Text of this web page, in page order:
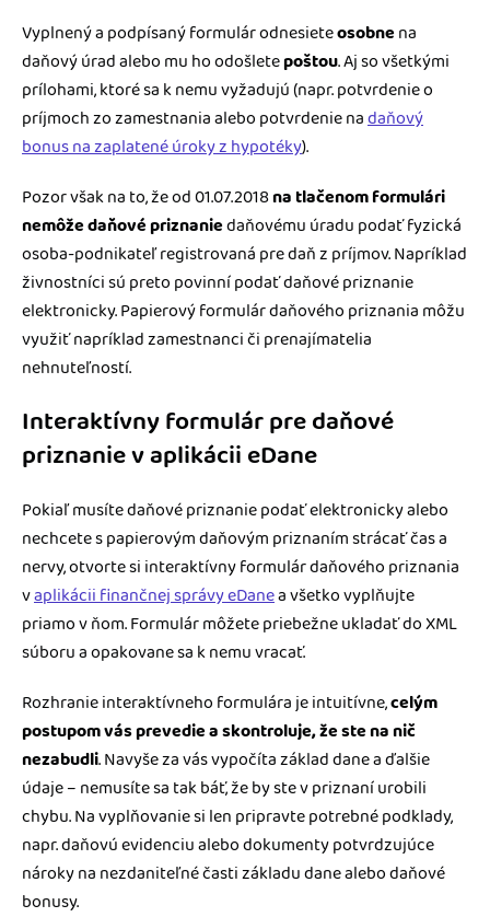
Vyplnený a podpísaný formulár odnesieteosobnena
daňový úrad alebo mu ho odošletepoštou. Aj so všetkými
prílohami, ktoré sa k nemu vyžadujú (napr. potvrdenie o
príjmoch zo zamestnania alebo potvrdenie nadaňový
bonus na zaplatené úroky z hypotéky).
Pozor však na to, že od 01.07.2018na tlačenom formulári
nemôže daňové priznaniedaňovému úradu podať fyzická
osoba-podnikateľ registrovaná pre daň z príjmov. Napríklad
živnostníci sú preto povinní podať daňové priznanie
elektronicky. Papierový formulár daňového priznania môžu
využiť napríklad zamestnanci či prenajímatelia
nehnuteľností.
Interaktívny formulár pre daňové
priznanie v aplikácii eDane
Pokiaľ musíte daňové priznanie podať elektronicky alebo
nechcete s papierovým daňovým priznaním strácať čas a
nervy, otvorte si interaktívny formulár daňového priznania
vaplikácii finančnej správy eDanea všetko vyplňujte
priamo v ňom. Formulár môžete priebežne ukladať do XML
súboru a opakovane sa k nemu vracať.
Rozhranie interaktívneho formulára je intuitívne,celým
postupom vás prevedie a skontroluje, že ste na nič
nezabudli. Navyše za vás vypočíta základ dane a ďalšie
údaje – nemusíte sa tak báť, že by ste v priznaní urobili
chybu. Na vyplňovanie si len pripravte potrebné podklady,
napr. daňovú evidenciu alebo dokumenty potvrdzujúce
nároky na nezdaniteľné časti základu dane alebo daňové
bonusy.